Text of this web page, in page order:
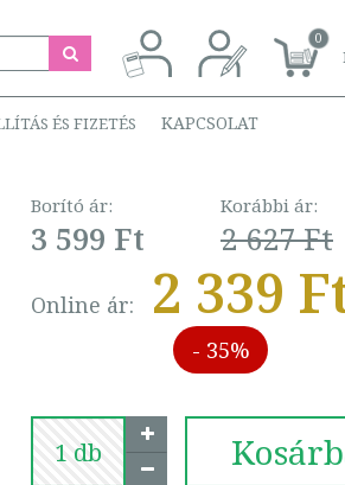
0
ÉS FIZETÉS KAPCSOLAT
Borító ár:
3 599 Ft
Korábbi ár:
2 627 Ft
Online ár: 2 339
- 35%